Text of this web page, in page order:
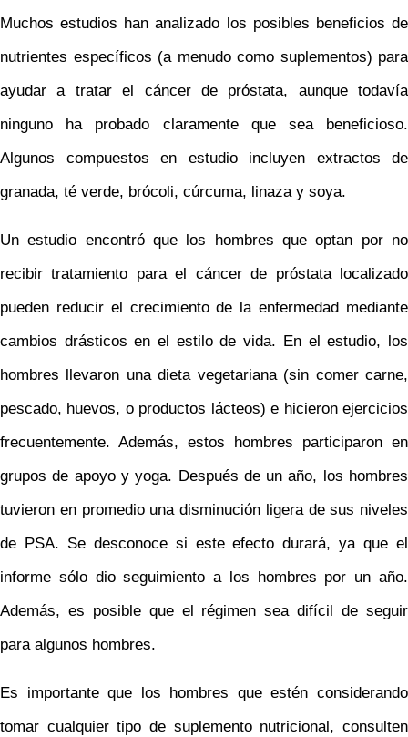
Muchos estudios han analizado los posibles beneficios de
nutrientes específicos (a menudo como suplementos) para
ayudar a tratar el cáncer de próstata, aunque todavía
ninguno ha probado claramente que sea beneficioso.
Algunos compuestos en estudio incluyen extractos de
granada, té verde, brócoli, cúrcuma, linaza y soya.
Un estudio encontró que los hombres que optan por no
recibir tratamiento para el cáncer de próstata localizado
pueden reducir el crecimiento de la enfermedad mediante
cambios drásticos en el estilo de vida. En el estudio, los
hombres llevaron una dieta vegetariana (sin comer carne,
pescado, huevos, o productos lácteos) e hicieron ejercicios
frecuentemente. Además, estos hombres participaron en
grupos de apoyo y yoga. Después de un año, los hombres
tuvieron en promedio una disminución ligera de sus niveles
de PSA. Se desconoce si este efecto durará, ya que el
informe sólo dio seguimiento a los hombres por un año.
Además, es posible que el régimen sea difícil de seguir
para algunos hombres.
Es importante que los hombres que estén considerando
tomar cualquier tipo de suplemento nutricional, consulten